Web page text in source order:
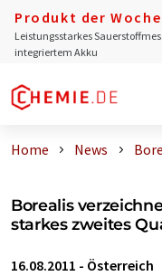
Produkt der Woche
Leistungsstarkes
integriertem Akku
Home News
Borealis
starkes zweites
16.08.2011 - Österreich